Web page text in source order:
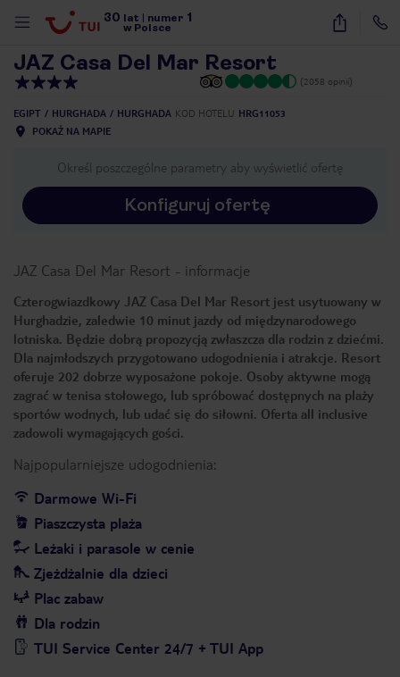
30 lat numer 1
w Polsce
21
JAZ Casa Del Mar Resort
(2058 opinii)
EGIPT HURGHADA HURGHADA KOD HOTELU HRG11053
POKAŻ NA MAPIE
Określ poszczególne parametry aby wyświetlić ofertę
Konfiguruj ofertę
JAZ Casa Del Mar Resort - informacje
Czterogwiazdkowy JAZ Casa Del Mar Resort jest usytuowany w
Hurghadzie, zaledwie 10 minut jazdy od międzynarodowego
lotniska. Będzie dobrą propozycją zwłaszcza dla rodzin z dziećmi.
Dla najmłodszych przygotowano udogodnienia i atrakcje. Resort
oferuje 202 dobrze wyposażone pokoje. Osoby aktywne mogą
zagrać w tenisa stołowego, lub spróbować dostępnych na plaży
sportów wodnych, lub udać się do siłowni. Oferta all inclusive
zadowoli wymagających gości.
Najpopularniejsze udogodnienia:
Darmowe Wi-Fi
Piaszczysta plaża
Leżaki i parasole w cenie
Zjeżdżalnie dla dzieci
Plac zabaw
Dla rodzin
TUI Service Center 24/7 + TUI App